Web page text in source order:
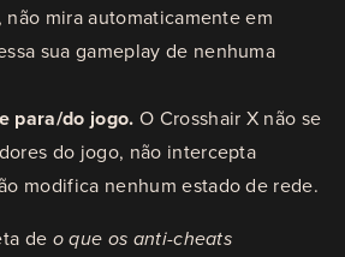
mira automaticamente em
sua gameplay de nenhuma
para/do jogo. O Crosshair X não se
do jogo, não intercepta
modifica nenhum estado de rede.
de o que os anti-cheats